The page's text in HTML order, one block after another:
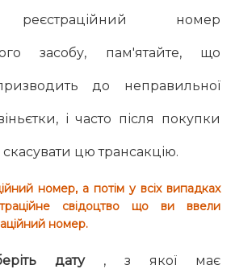
реєстраційний номер
засобу, пам'ятайте, що
до неправильної
і часто після покупки
цю трансакцію.
номер, а потім у всіх випадках
свідоцтво що ви ввели
номер.
дату , з якої має